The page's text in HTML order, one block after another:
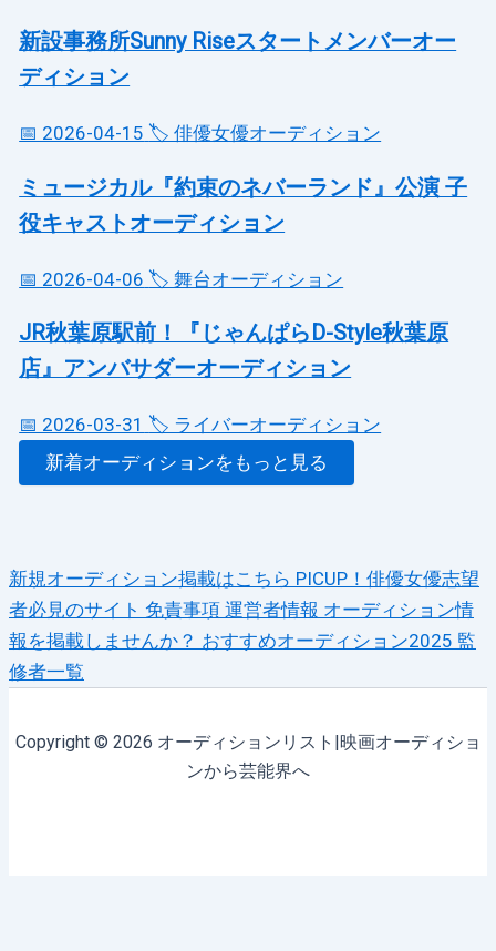
新設事務所Sunny Riseスタートメンバーオー
ディション
📅 2026-04-15 🏷️ 俳優女優オーディション
ミュージカル『約束のネバーランド』公演 子
役キャストオーディション
📅 2026-04-06 🏷️ 舞台オーディション
JR秋葉原駅前！『じゃんぱらD-Style秋葉原
店』アンバサダーオーディション
📅 2026-03-31 🏷️ ライバーオーディション
新着オーディションをもっと見る
新規オーディション掲載はこちら PICUP！俳優女優志望
者必見のサイト 免責事項 運営者情報 オーディション情
報を掲載しませんか？ おすすめオーディション2025 監
修者一覧
Copyright © 2026 オーディションリスト|映画オーディショ
ンから芸能界へ